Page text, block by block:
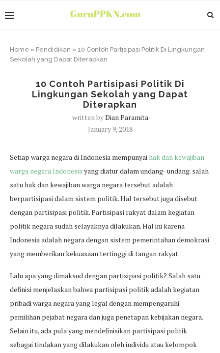
Home » Pendidikan » 10 Contoh Partisipasi Politik Di Lingkungan
Sekolah yang Dapat Diterapkan
10 Contoh Partisipasi Politik Di
Lingkungan Sekolah yang Dapat
Diterapkan
written byDian Paramita
January 9, 2018
Setiap warga negara di Indonesia mempunyai hak dan kewajiban
warga negara Indonesiayang diatur dalam undang- undang. salah
satu hak dan kewajiban warga negara tersebut adalah
berpartisipasi dalam sistem politik. Hal tersebut juga disebut
dengan partisipasi politik. Partisipasi rakyat dalam kegiatan
politik negara sudah selayaknya dilakukan. Hal ini karena
Indonesia adalah negara dengan sistem pemerintahan demokrasi
yang memberikan kekuasaan tertinggi di tangan rakyat.
Lalu apa yang dimaksud dengan partisipasi politik? Salah satu
definisi menjelaskan bahwa partisipasi politik adalah kegiatan
pribadi warga negara yang legal dengan mempengaruhi
pemilihan pejabat negara dan juga penetapan kebijakan negara.
Selain itu, ada pula yang mendefinisikan partisipasi politik
sebagai tindakan yang dilakukan oleh individu atau kelompok